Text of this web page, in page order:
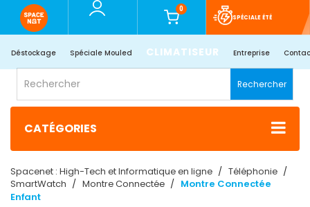
0
SPÉCIALE ÉTÉ
Déstockage Spéciale Mouled CLIMATISEUR Entreprise
Rechercher
CATÉGORIES
Spacenet : High-Tech et Informatique en ligne
Téléphonie
SmartWatch
Montre Connectée
Montre Connectée
Enfant